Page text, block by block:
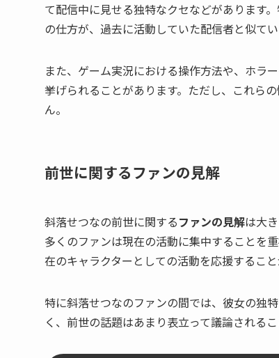
て配信中に見せる独特なクセなどがあります
の仕方が、過去に活動していた配信者と似て
また、ゲーム実況における操作方法や、ホラ
挙げられることがあります。ただし、これら
ん。
前世に関するファンの見解
斜落せつなの前世に関するファンの見解は大
多くのファンは現在の活動に集中することを
在のキャラクターとしての活動を応援すること
特に斜落せつなのファンの間では、彼女の独
く、前世の話題はあまり表立って議論される